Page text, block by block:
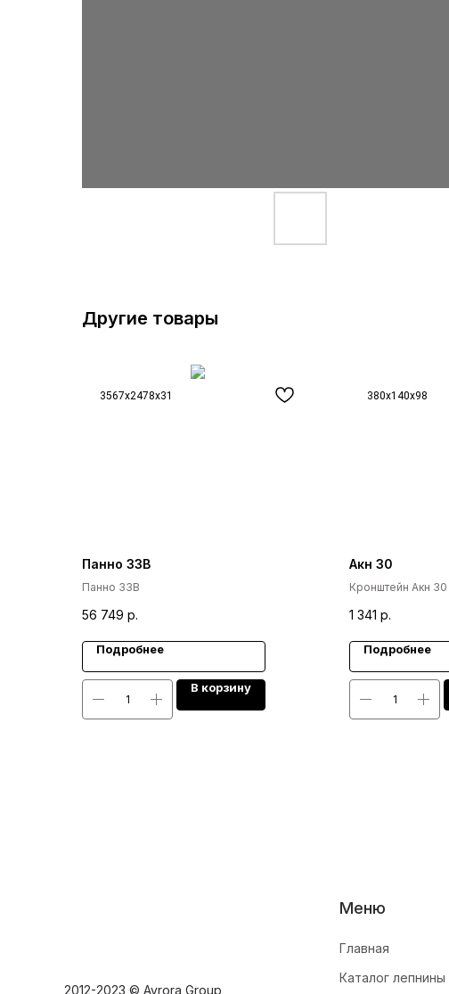
Другие товары
3567x2478x31
Панно 33В
Панно 33В
56 749 р.
Подробнее
В корзину
380x140x98
Акн 30
Кронштейн Акн 30
1 341 р.
Подробнее
Меню
Главная
Каталог лепнины
2012-2023 © Avrora Group